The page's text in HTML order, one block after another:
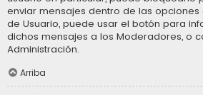
enviar mensajes dentro de las opciones
de Usuario, puede usar el botón para
dichos mensajes a los Moderadores, o
Administración.
Arriba